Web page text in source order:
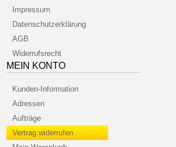
Impressum
Datenschutzerklärung
AGB
Widerrufsrecht
MEIN KONTO
Kunden-Information
Adressen
Aufträge
Vertrag widerrufen